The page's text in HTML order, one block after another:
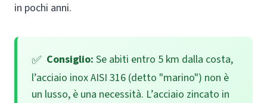
in pochi anni.
Consiglio: Se abiti entro 5 km dalla costa,
l’acciaio inox AISI 316 (detto "marino") non è
un lusso, è una necessità. L’acciaio zincato in